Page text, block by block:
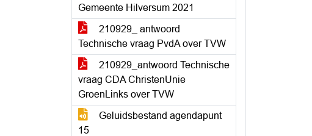
Gemeente Hilversum 2021
210929_ antwoord
Technische vraag PvdA over TVW
210929_antwoord Technische
vraag CDA ChristenUnie
GroenLinks over TVW
Geluidsbestand agendapunt
15